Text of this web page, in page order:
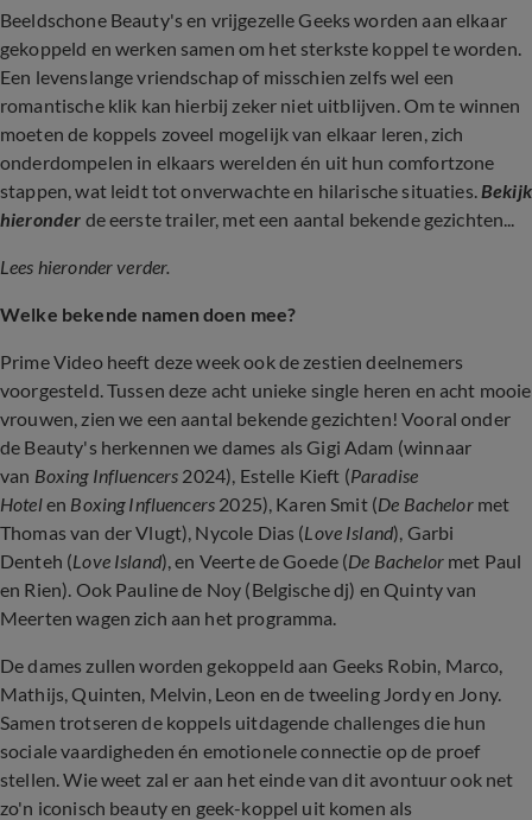
Beeldschone Beauty's en vrijgezelle Geeks worden aan elkaar
gekoppeld en werken samen om het sterkste koppel te worden.
Een levenslange vriendschap of misschien zelfs wel een
romantische klik kan hierbij zeker niet uitblijven. Om te winnen
moeten de koppels zoveel mogelijk van elkaar leren, zich
onderdompelen in elkaars werelden én uit hun comfortzone
stappen, wat leidt tot onverwachte en hilarische situaties.Bekijk
hieronder de eerste trailer, met een aantal bekende gezichten...
Lees hieronder verder.
Welke bekende namen doen mee?
Prime Video heeft deze week ook de zestien deelnemers
voorgesteld. Tussen deze acht unieke single heren en acht mooie
vrouwen, zien we een aantal bekende gezichten! Vooral onder
de Beauty's herkennen we dames als Gigi Adam (winnaar
van Boxing Influencers 2024), Estelle Kieft (Paradise
Hotelen Boxing Influencers 2025), Karen Smit (De Bachelormet
Thomas van der Vlugt), Nycole Dias (Love Island), Garbi
Denteh (Love Island), en Veerte de Goede (De Bachelormet Paul
en Rien). Ook Pauline de Noy (Belgische dj) en Quinty van
Meerten wagen zich aan het programma.
De dames zullen worden gekoppeld aan Geeks Robin, Marco,
Mathijs, Quinten, Melvin, Leon en de tweeling Jordy en Jony.
Samen trotseren de koppels uitdagende challenges die hun
sociale vaardigheden én emotionele connectie op de proef
stellen. Wie weet zal er aan het einde van dit avontuur ook net
zo'n iconisch beauty en geek-koppel uit komen als